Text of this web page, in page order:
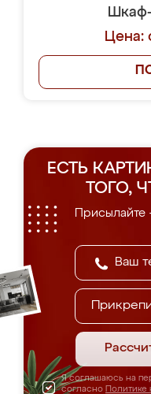
Цена:
ЕСТЬ
ТОГО,
Я соглашаюсь на
согласно Политике